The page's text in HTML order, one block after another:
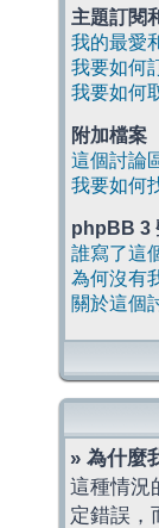
主題訂閱
我的最愛
我要如何
我要如何
附加檔案
這個討論
我要如何
phpBB 3
誰寫了這
為何沒有
關於這個
» 為什麼
這種情況
定錯誤，